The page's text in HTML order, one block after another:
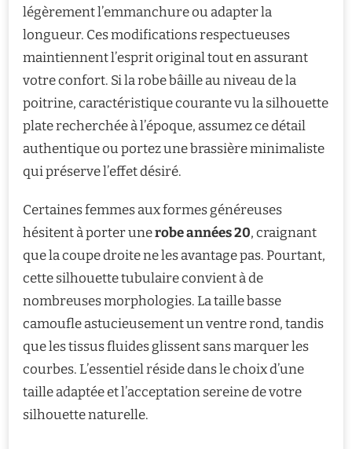
légèrement l’emmanchure ou adapter la
longueur. Ces modifications respectueuses
maintiennent l’esprit original tout en assurant
votre confort. Si la robe bâille au niveau de la
poitrine, caractéristique courante vu la silhouette
plate recherchée à l’époque, assumez ce détail
authentique ou portez une brassière minimaliste
qui préserve l’effet désiré.
Certaines femmes aux formes généreuses
hésitent à porter unerobe années 20, craignant
que la coupe droite ne les avantage pas. Pourtant,
cette silhouette tubulaire convient à de
nombreuses morphologies. La taille basse
camoufle astucieusement un ventre rond, tandis
que les tissus fluides glissent sans marquer les
courbes. L’essentiel réside dans le choix d’une
taille adaptée et l’acceptation sereine de votre
silhouette naturelle.